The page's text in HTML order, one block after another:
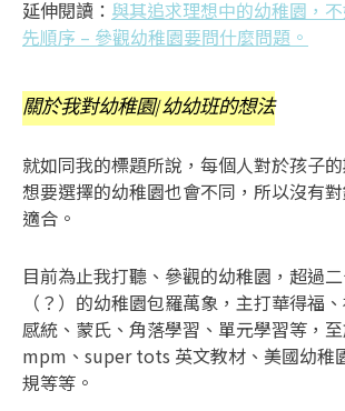
延伸閱讀： 與其追求理想中的幼稚園，
先順序 – 參觀幼稚園要問什麼問題。
關於我對幼稚園/幼幼班的想法
就如同我的標題所說，每個人對於孩子
想要選擇的幼稚園也會不同，所以沒有
適合。
目前為止我打聽、參觀的幼稚園，超過
（？）的幼稚園包羅萬象，主打華得福
感統、蒙氏、角落學習、單元學習等，
mpm、super tots 英文教材、美國幼稚
規等等。